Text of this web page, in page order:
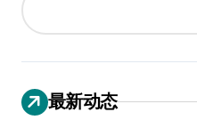
最新动态